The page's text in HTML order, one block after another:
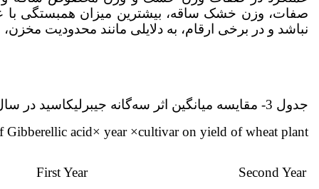
صفات، وزن خشک ساقه، بیشترین میزان همبستگی با
نباشد و در برخی ارقام، به دلایلی مانند محدودیت
جدول 3- مقایسه میانگین اثر سه‌گانه جیبرلیک­اسید در سال در رقم بر صفت عملکرد دانه (گرم در متر مربع) در گیاه گندم
Gibberellic acid× year ×cultivar on yield of wheat plant
Second Year
First Year